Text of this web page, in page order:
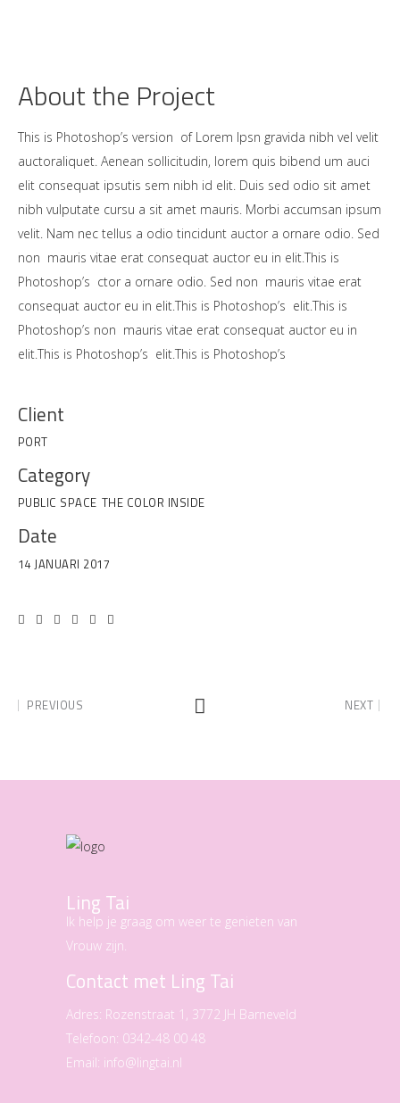
About the Project
This is Photoshop’s version of Lorem Ipsn gravida nibh vel velit
auctoraliquet. Aenean sollicitudin, lorem quis bibend um auci
elit consequat ipsutis sem nibh id elit. Duis sed odio sit amet
nibh vulputate cursu a sit amet mauris. Morbi accumsan ipsum
velit. Nam nec tellus a odio tincidunt auctor a ornare odio. Sed
non mauris vitae erat consequat auctor eu in elit.This is
Photoshop’s ctor a ornare odio. Sed non mauris vitae erat
consequat auctor eu in elit.This is Photoshop’s elit.This is
Photoshop’s non mauris vitae erat consequat auctor eu in
elit.This is Photoshop’s elit.This is Photoshop’s
Client
PORT
Category
PUBLIC SPACE THE COLOR INSIDE
Date
14 JANUARI 2017
PREVIOUS NEXT
Ling Tai
Ik help je graag om weer te genieten van
Vrouw zijn.
Contact met Ling Tai
Adres: Rozenstraat 1, 3772 JH Barneveld
Telefoon: 0342-48 00 48
Email: info@lingtai.nl